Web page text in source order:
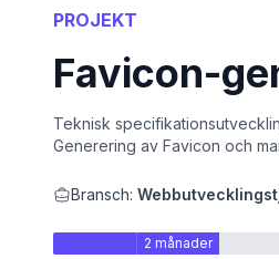
PROJEKT
Favicon-
Teknisk
Generering av Favicon och
Bransch:
2 månader